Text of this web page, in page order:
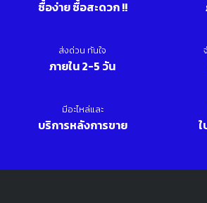
ซื้อง่าย ซื้อสะดวก !!
ส่งด่วน ทันใจ
ภายใน 2-5 วัน
มีอะไหล่และ
บริการหลังการขาย